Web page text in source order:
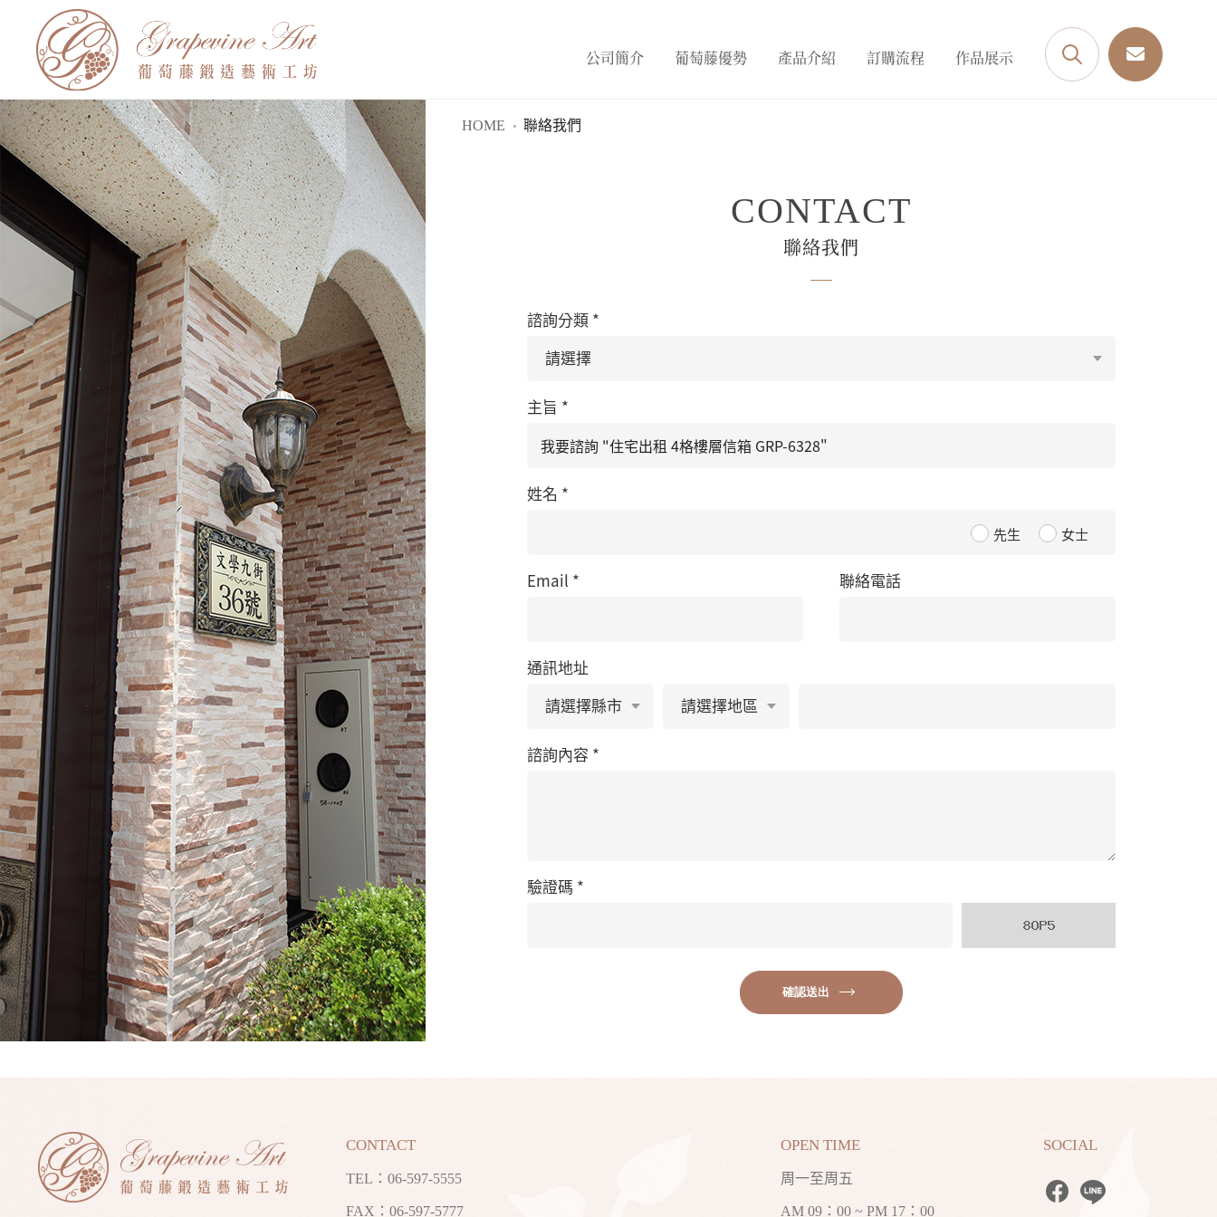
公司簡介 葡萄藤優勢 產品介紹 訂購流程 作品展示
CONTACT
聯絡我們
HOME 聯絡我們
諮詢分類 *
主旨 *
姓名 *
先生 女士
Email * 聯絡電話
通訊地址
諮詢內容 *
驗證碼 *
確認送出
CONTACT
TEL： 06-597-5555
FAX：06-597-5777
OPEN TIME
周一至周五
AM 09：00 ~ PM 17：00
SOCIAL